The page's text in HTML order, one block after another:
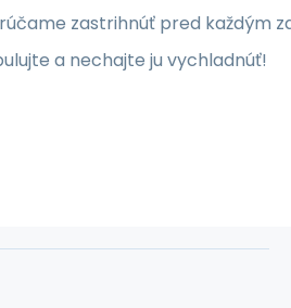
zastrihnúť pred každým
a nechajte ju vychladnúť!